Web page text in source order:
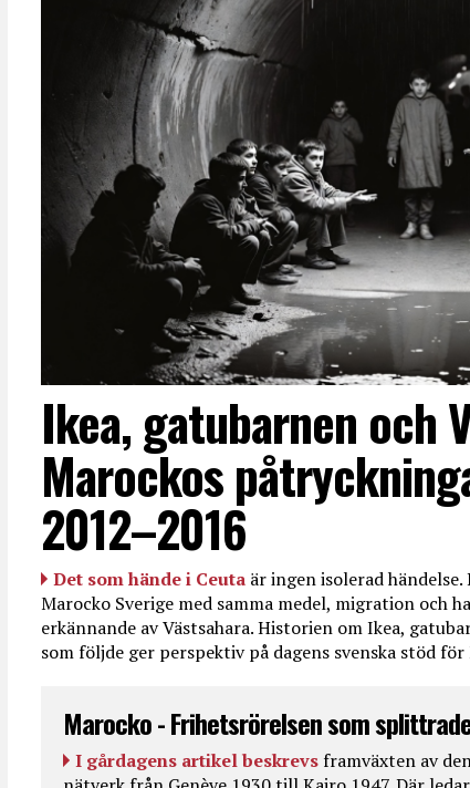
Ikea, gatubarnen och
Marockos
2012–2016
Det som hände i Ceuta är ingen isolerad
Marocko Sverige med samma medel, migration och
erkännande av Västsahara. Historien om Ikea,
som följde ger perspektiv på dagens svenska stöd
Marocko - Frihetsrörelsen som
I gårdagens artikel beskrevs framväxten av